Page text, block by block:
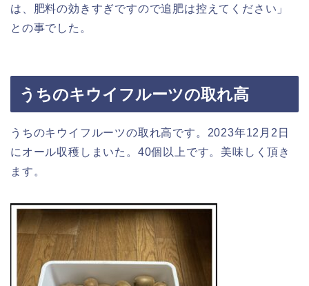
は、肥料の効きすぎですので追肥は控えてください」
との事でした。
うちのキウイフルーツの取れ高
うちのキウイフルーツの取れ高です。2023年12月2日
にオール収穫しまいた。40個以上です。美味しく頂き
ます。